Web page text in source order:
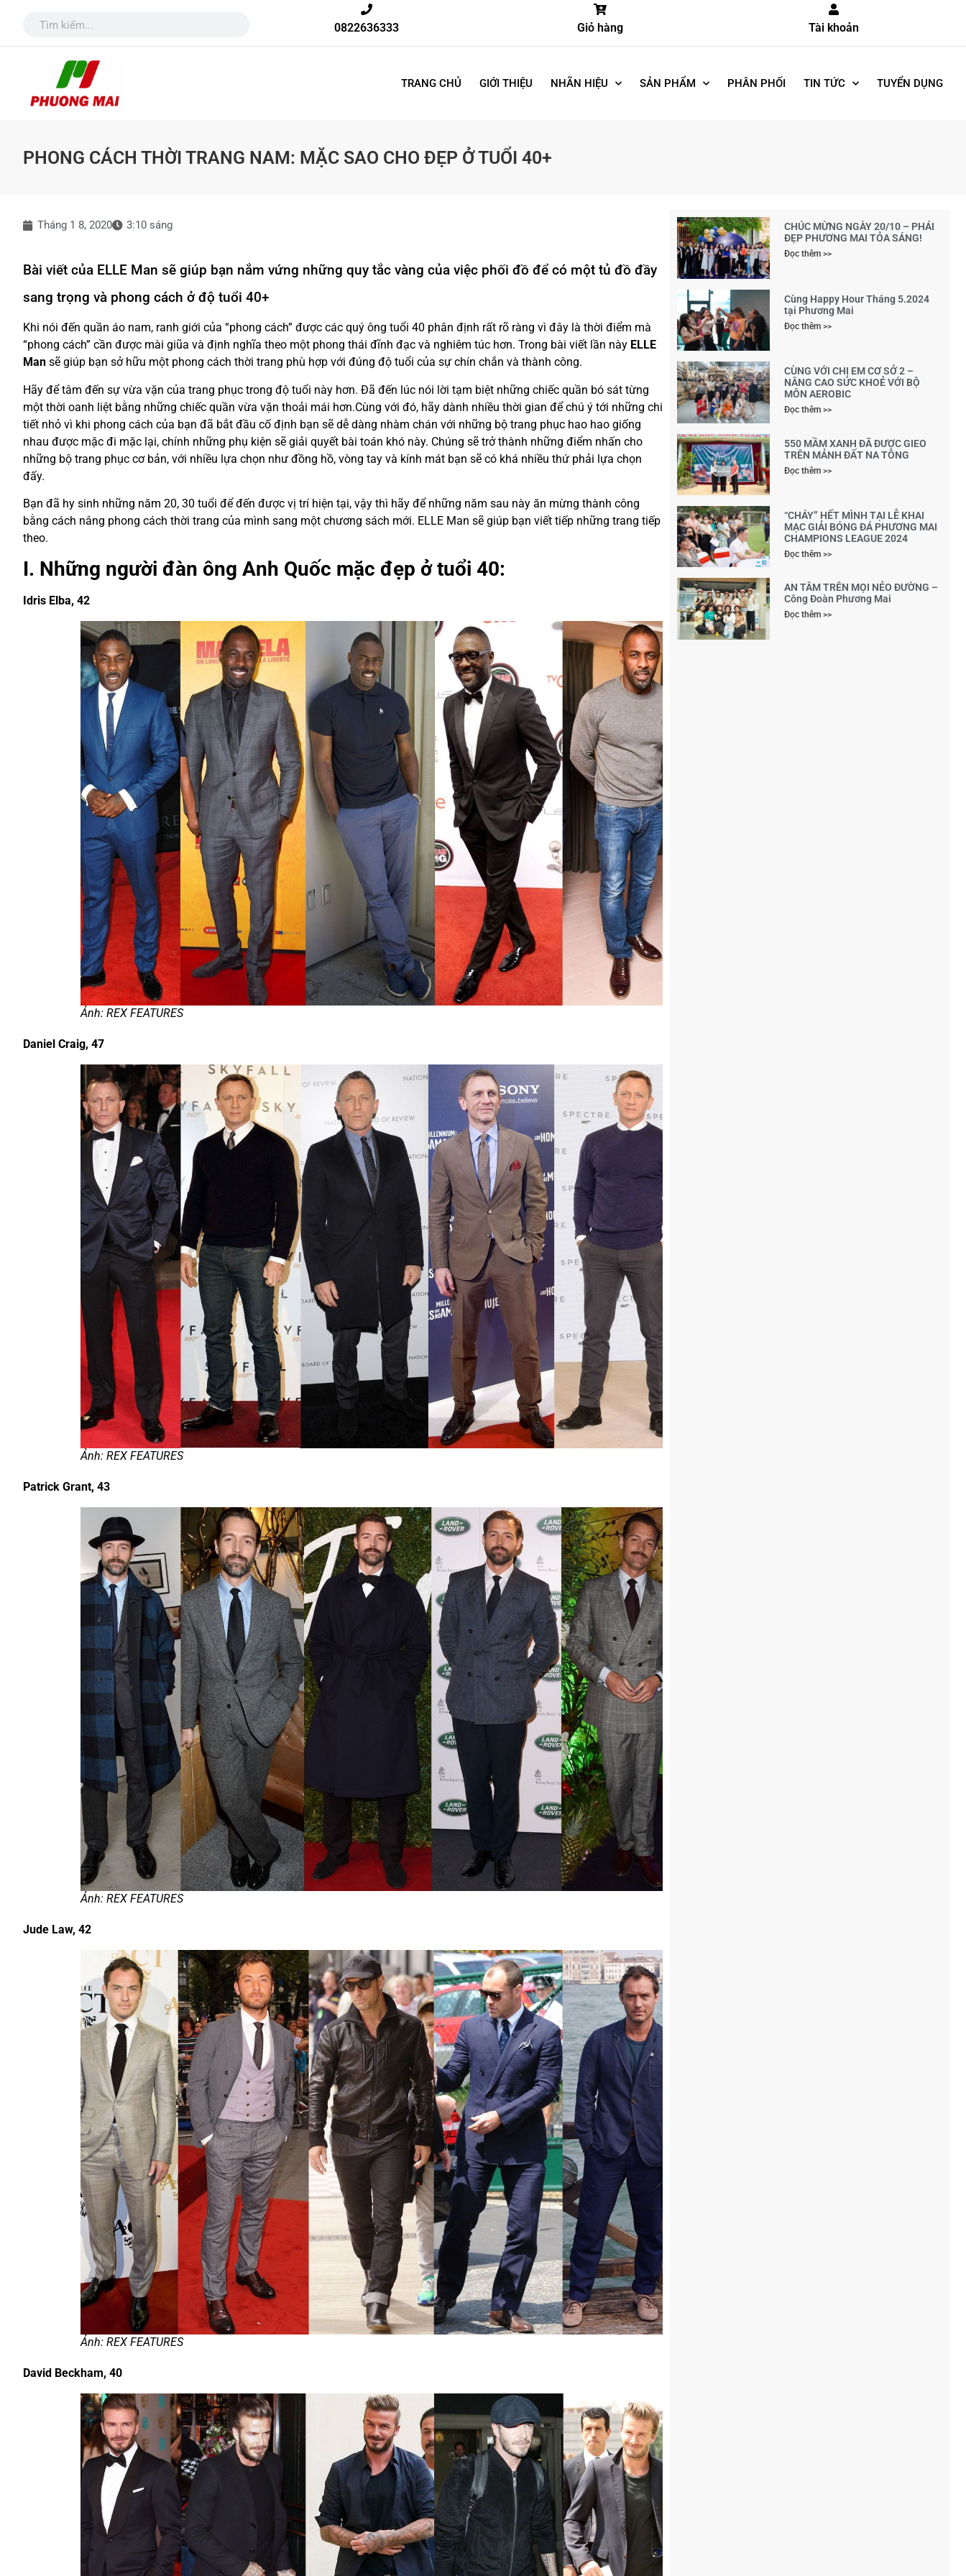
0822636333 Giỏ hàng Tài khoản
TRANG CHỦ GIỚI THIỆU NHÃN HIỆU SẢN PHẨM PHÂN PHỐI TIN TỨC TUYỂN DỤNG
PHONG CÁCH THỜI TRANG NAM: MẶC SAO CHO ĐẸP Ở TUỔI 40+
Tháng 1 8, 2020 3:10 sáng
Bài viết của ELLE Man sẽ giúp bạn nắm vứng những quy tắc vàng của việc phối đồ để có một tủ đồ đầy
sang trọng và phong cách ở độ tuổi 40+
Khi nói đến quần áo nam, ranh giới của “phong cách” được các quý ông tuổi 40 phân định rất rõ ràng vì đây là thời điểm mà
“phong cách” cần được mài giũa và định nghĩa theo một phong thái đĩnh đạc và nghiêm túc hơn. Trong bài viết lần này ELLE
Man sẽ giúp bạn sở hữu một phong cách thời trang phù hợp với đúng độ tuổi của sự chín chắn và thành công.
Hãy để tâm đến sự vừa vặn của trang phục trong độ tuổi này hơn. Đã đến lúc nói lời tạm biệt những chiếc quần bó sát từng
một thời oanh liệt bằng những chiếc quần vừa vặn thoải mái hơn.Cùng với đó, hãy dành nhiều thời gian để chú ý tới những chi
tiết nhỏ vì khi phong cách của bạn đã bắt đầu cố định bạn sẽ dễ dàng nhàm chán với những bộ trang phục hao hao giống
nhau được mặc đi mặc lại, chính những phụ kiện sẽ giải quyết bài toán khó này. Chúng sẽ trở thành những điểm nhấn cho
những bộ trang phục cơ bản, với nhiều lựa chọn như đồng hồ, vòng tay và kính mát bạn sẽ có khá nhiều thứ phải lựa chọn
đấy.
Bạn đã hy sinh những năm 20, 30 tuổi để đến được vị trí hiện tại, vậy thì hãy để những năm sau này ăn mừng thành công
bằng cách nâng phong cách thời trang của mình sang một chương sách mới. ELLE Man sẽ giúp bạn viết tiếp những trang tiếp
theo.
I. Những người đàn ông Anh Quốc mặc đẹp ở tuổi 40:
Idris Elba, 42
Ảnh: REX FEATURES
Daniel Craig, 47
Ảnh: REX FEATURES
Patrick Grant, 43
Ảnh: REX FEATURES
Jude Law, 42
Ảnh: REX FEATURES
David Beckham, 40
CHÚC MỪNG NGÀY 20/10 – PHÁI
ĐẸP PHƯƠNG MAI TỎA SÁNG!
Đọc thêm >>
Cùng Happy Hour Tháng 5.2024
tại Phương Mai
Đọc thêm >>
CÙNG VỚI CHỊ EM CƠ SỞ 2 –
NÂNG CAO SỨC KHOẺ VỚI BỘ
MÔN AEROBIC
Đọc thêm >>
550 MẦM XANH ĐÃ ĐƯỢC GIEO
TRÊN MẢNH ĐẤT NA TÔNG
Đọc thêm >>
“CHÁY” HẾT MÌNH TẠI LỄ KHAI
MẠC GIẢI BÓNG ĐÁ PHƯƠNG MAI
CHAMPIONS LEAGUE 2024
Đọc thêm >>
AN TÂM TRÊN MỌI NẺO ĐƯỜNG –
Công Đoàn Phương Mai
Đọc thêm >>